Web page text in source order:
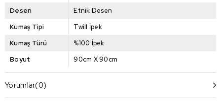
Desen
Etnik Desen
Kumaş Tipi
Twill İpek
Kumaş Türü
%100 İpek
Boyut
90cm X 90cm
Yorumlar(0)